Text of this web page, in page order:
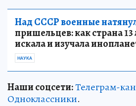
Над СССР военные
пришельцев: как страна 13
искала и изучала
НАУКА
Наши соцсети:Телеграм-
Одноклассники.